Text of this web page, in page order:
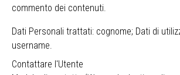
commento dei contenuti.
Dati Personali trattati: cognome; Dati di
username.
Contattare l'Utente